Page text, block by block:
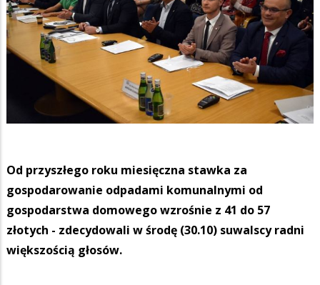
Od przyszłego roku miesięczna stawka za
gospodarowanie odpadami komunalnymi od
gospodarstwa domowego wzrośnie z 41 do 57
złotych - zdecydowali w środę (30.10) suwalscy radni
większością głosów.